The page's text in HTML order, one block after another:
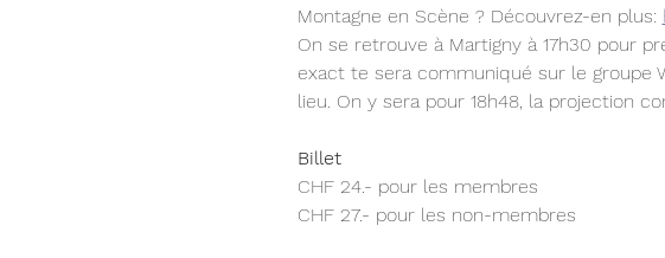
Montagne en Scène ? Découvrez-en plus:
On se retrouve à Martigny à 17h30 pour
exact te sera communiqué sur le groupe
lieu. On y sera pour 18h48, la projection
Billet
CHF 24.- pour les membres
CHF 27.- pour les non-membres